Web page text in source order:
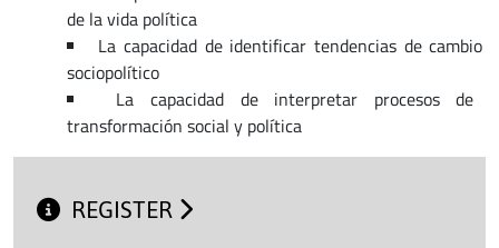
de la vida política
La capacidad de identificar tendencias de cambio
sociopolítico
La capacidad de interpretar procesos de
transformación social y política
REGISTER